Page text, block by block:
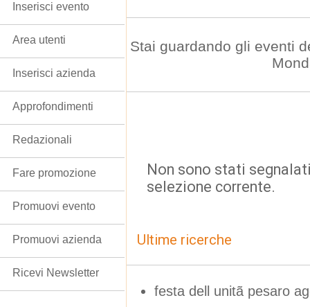
Stai guardando gli eventi
Non sono stati
selezione corrente.
Ultime ricerche
festa dell unitã pesaro
Inserisci evento
Area utenti
Inserisci azienda
Approfondimenti
Redazionali
Fare promozione
Promuovi evento
Promuovi azienda
Ricevi Newsletter